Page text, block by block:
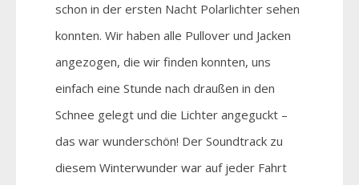
schon in der ersten Nacht Polarlichter sehen
konnten. Wir haben alle Pullover und Jacken
angezogen, die wir finden konnten, uns
einfach eine Stunde nach draußen in den
Schnee gelegt und die Lichter angeguckt –
das war wunderschön! Der Soundtrack zu
diesem Winterwunder war auf jeder Fahrt